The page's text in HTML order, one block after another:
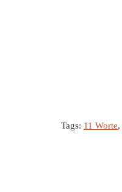
Tags: 11 Worte,